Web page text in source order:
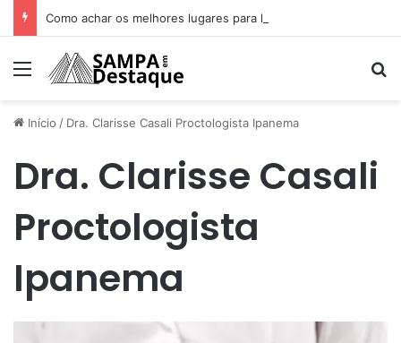
Menu
Início / Dra. Clarisse Casali Proctologista Ipanema
Dra. Clarisse Casali
Proctologista
Ipanema